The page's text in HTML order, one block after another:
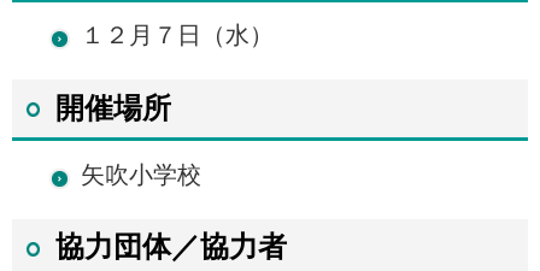
１２月７日（水）
開催場所
矢吹小学校
協力団体／協力者